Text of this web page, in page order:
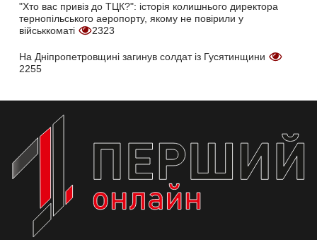
"Хто вас привіз до ТЦК?": історія колишнього директора
тернопільського аеропорту, якому не повірили у
військкоматі
2323
На Дніпропетровщині загинув солдат із Гусятинщини
2255